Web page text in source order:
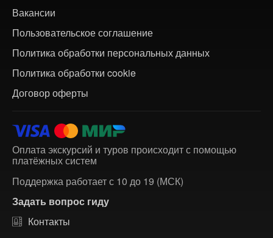
Вакансии
Пользовательское соглашение
Политика обработки персональных данных
Политика обработки cookie
Договор оферты
Оплата экскурсий и туров происходит с помощью
платёжных систем
Поддержка работает с 10 до 19 (МСК)
Задать вопрос гиду
Контакты